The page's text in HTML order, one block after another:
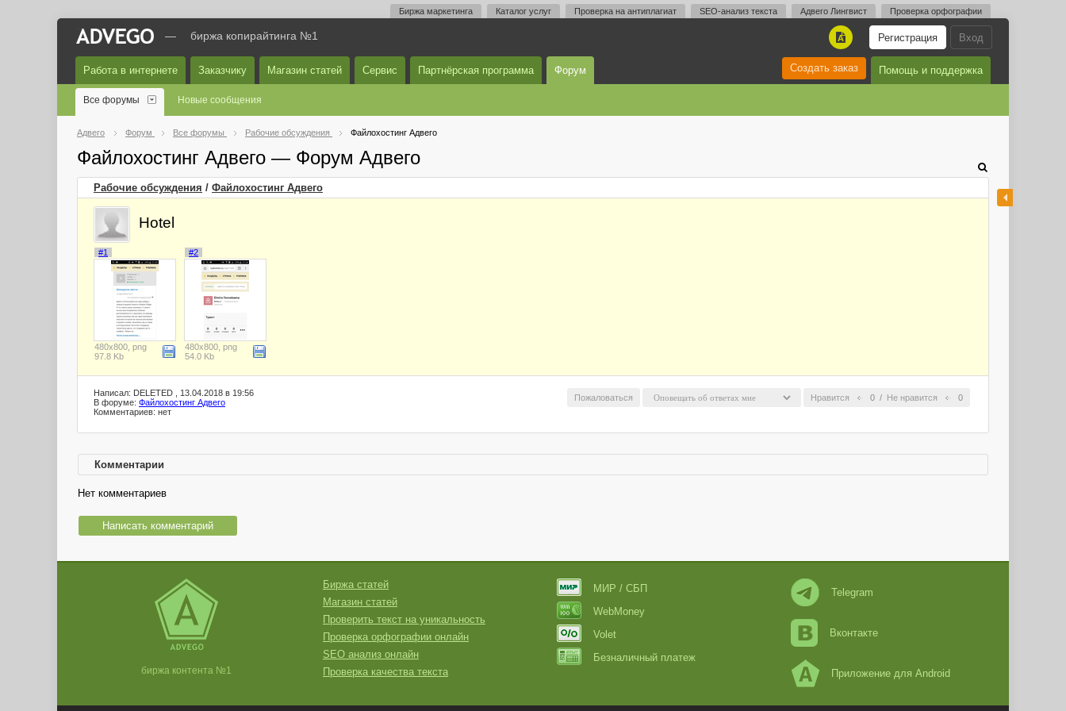
Биржа маркетинга Каталог услуг Проверка на антиплагиат SEO-анализ текста Адвего Лингвист Проверка орфографии
Вход
Регистрация
A
— биржа копирайтинга №1
Работа в интернете Заказчику Магазин статей Сервис Партнёрская программа Форум Помощь и поддержка
Создать заказ
Все форумы Новые сообщения
Адвего Форум Все форумы Рабочие обсуждения Файлохостинг Адвего
Файлохостинг Адвего — Форум Адвего
Рабочие обсуждения / Файлохостинг Адвего
Hotel
#1
480x800, png
97.8 Kb
#2
480x800, png
54.0 Kb
Нравится 0 / Не нравится 0
Пожаловаться
Написал: DELETED , 13.04.2018 в 19:56
В форуме: Файлохостинг Адвего
Комментариев: нет
Комментарии
Нет комментариев
Написать комментарий
биржа контента №1
Биржа статей
Магазин статей
Проверить текст на уникальность
Проверка орфографии онлайн
SEO анализ онлайн
Проверка качества текста
МИР / СБП
WebMoney
Volet
Безналичный платеж
Telegram
Вконтакте
Приложение для Android